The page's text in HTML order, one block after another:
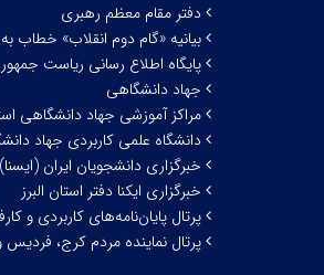
دفتر مقام معظم رهبری
بیانیه «گام دوم انقلاب» خطاب
پایگاه اطلاع رسانی ریاست
جهاد دانشگاهی
مراکز آموزشی جهاد دانشگاهی
دانشگاه علمی کاربردی جهاد
خبرگزاری دانشجویان ایران
خبرگزاری ایکنا دفتر استان البرز
پرتال پایان‌نامه‌های کاربردی و
پرتال نماینده مردم کرج، فردیس